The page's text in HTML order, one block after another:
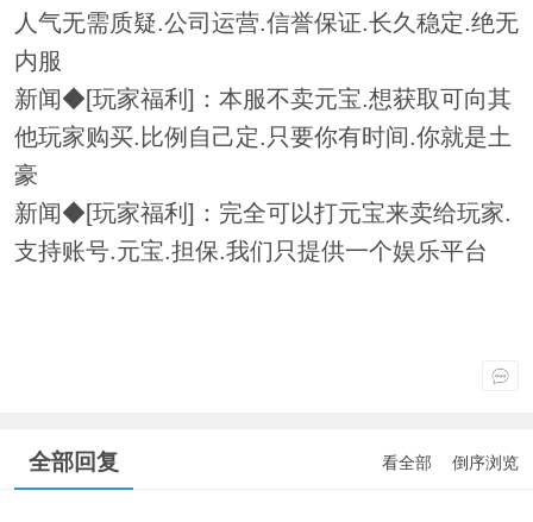
人气无需质疑.公司运营.信誉保证.长久稳定.绝无
内服
新闻◆[玩家福利]：本服不卖元宝.想获取可向其
他玩家购买.比例自己定.只要你有时间.你就是土
豪
新闻◆[玩家福利]：完全可以打元宝来卖给玩家.
支持账号.元宝.担保.我们只提供一个娱乐平台
全部回复 看全部 倒序浏览